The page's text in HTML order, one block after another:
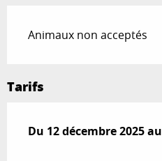
Animaux non acceptés
Tarifs
Du 12 décembre 2025au
Du 12 décembre 2025au